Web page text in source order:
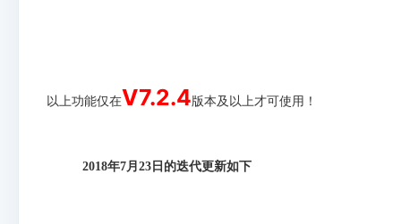
以上功能仅在V7.2.4版本及以上才可使用！
2018年7月23日的迭代更新如下